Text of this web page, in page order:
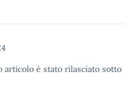
è stato rilasciato